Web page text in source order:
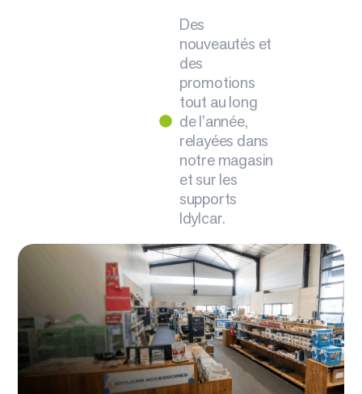
Des
nouveautés et
des
promotions
tout au long
de l’année,
relayées dans
notre magasin
et sur les
supports
Idylcar.